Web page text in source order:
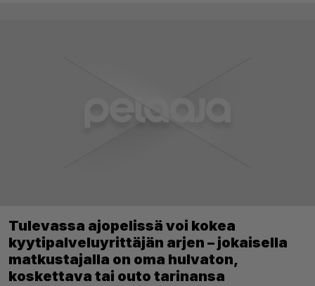
Tulevassa ajopelissä voi kokea
kyytipalveluyrittäjän arjen – jokaisella
matkustajalla on oma hulvaton,
koskettava tai outo tarinansa